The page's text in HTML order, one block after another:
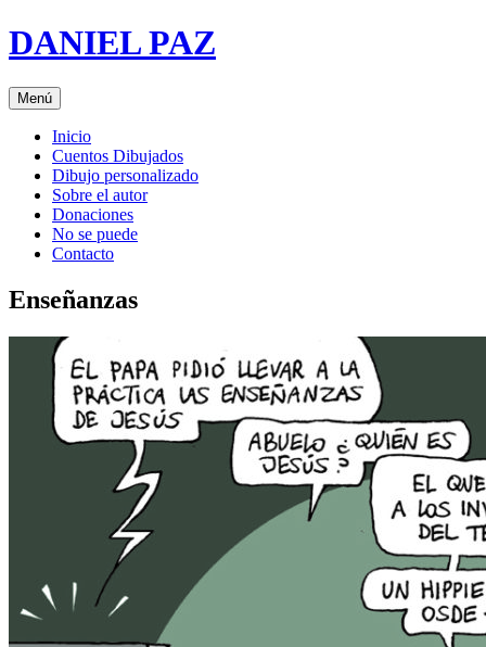
Saltar
al
DANIEL PAZ
Menú
Inicio
Cuentos Dibujados
Dibujo personalizado
Sobre el autor
Donaciones
No se puede
Contacto
Enseñanzas